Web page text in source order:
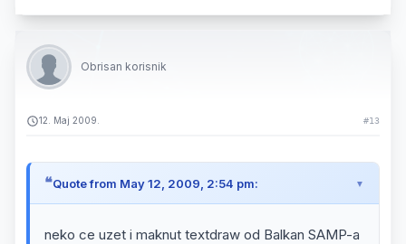
Obrisan korisnik
12. Maj 2009. #13
Quote from May 12, 2009, 2:54 pm:
neko ce uzet i maknut textdraw od Balkan SAMP-a